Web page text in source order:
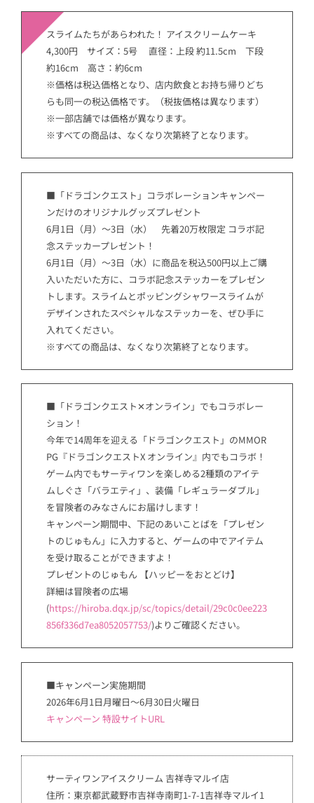
スライムたちがあらわれた！ アイスクリームケーキ
4,300円 サイズ：5号 直径：上段 約11.5cm 下段
約16cm 高さ：約6cm
※価格は税込価格となり、店内飲食とお持ち帰りどち
らも同一の税込価格です。（税抜価格は異なります）
※一部店舗では価格が異なります。
※すべての商品は、なくなり次第終了となります。
■「ドラゴンクエスト」コラボレーションキャンペー
ンだけのオリジナルグッズプレゼント
6月1日（月）～3日（水） 先着20万枚限定 コラボ記
念ステッカープレゼント！
6月1日（月）～3日（水）に商品を税込500円以上ご購
入いただいた方に、コラボ記念ステッカーをプレゼン
トします。スライムとポッピングシャワースライムが
デザインされたスペシャルなステッカーを、ぜひ手に
入れてください。
※すべての商品は、なくなり次第終了となります。
■「ドラゴンクエスト✕オンライン」でもコラボレー
ション！
今年で14周年を迎える「ドラゴンクエスト」のMMOR
PG『ドラゴンクエストX オンライン』内でもコラボ！
ゲーム内でもサーティワンを楽しめる2種類のアイテ
ムしぐさ「バラエティ」、装備「レギュラーダブル」
を冒険者のみなさんにお届けします！
キャンペーン期間中、下記のあいことばを「プレゼン
トのじゅもん」に入力すると、ゲームの中でアイテム
を受け取ることができますよ！
プレゼントのじゅもん 【ハッピーをおとどけ】
詳細は冒険者の広場
(https://hiroba.dqx.jp/sc/topics/detail/29c0c0ee223
856f336d7ea8052057753/)よりご確認ください。
■キャンペーン実施期間
2026年6月1日月曜日～6月30日火曜日
キャンペーン 特設サイトURL
サーティワンアイスクリーム 吉祥寺マルイ店
住所：東京都武蔵野市吉祥寺南町1-7-1吉祥寺マルイ1